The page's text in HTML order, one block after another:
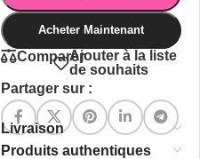
Acheter Maintenant
ComparerAjouter à la liste
de souhaits
Partager sur :
Livraison
Produits authentiques